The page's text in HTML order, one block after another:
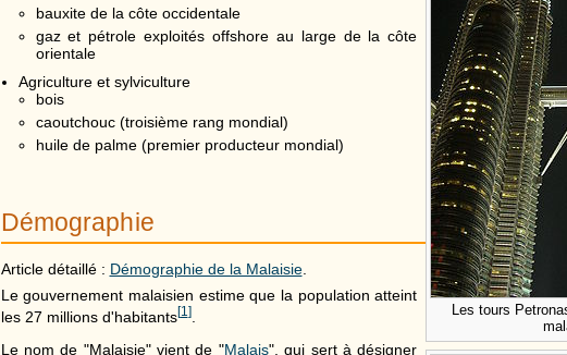
Les tours
bauxite de la côte occidentale
gaz et pétrole exploités offshore au large de la côte
orientale
Agriculture et sylviculture
bois
caoutchouc (troisième rang mondial)
huile de palme (premier producteur mondial)
Démographie
Article détaillé : Démographie de la Malaisie.
Le gouvernement malaisien estime que la population atteint
les 27 millions d'habitants[1].
Le nom de "Malaisie" vient de "Malais", qui sert à désigner